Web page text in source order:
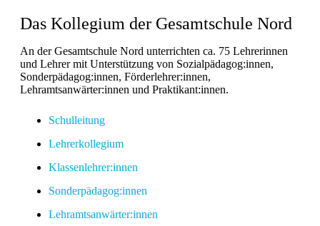
Das Kollegium der Gesamtschule Nord
An der Gesamtschule Nord unterrichten ca. 75 Lehrerinnen
und Lehrer mit Unterstützung von Sozialpädagog:innen,
Sonderpädagog:innen, Förderlehrer:innen,
Lehramtsanwärter:innen und Praktikant:innen.
Schulleitung
Lehrerkollegium
Klassenlehrer:innen
Sonderpädagog:innen
Lehramtsanwärter:innen